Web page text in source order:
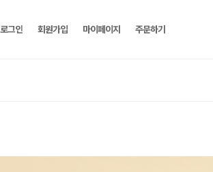
로그인 회원가입 마이페이지 주문하기